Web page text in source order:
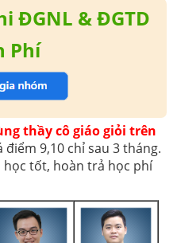
ĐGNL & ĐGTD
Phí
thầy cô giáo giỏi trên
điểm 9,10 chỉ sau 3 tháng.
học tốt, hoàn trả học phí